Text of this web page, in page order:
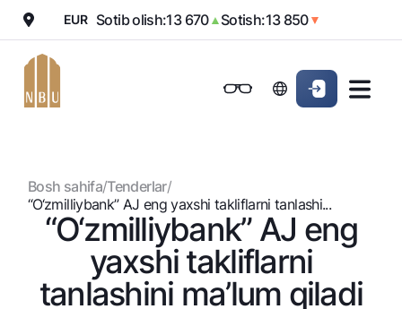
Shaxsiy kabinet
Jismoniy shaxslarga
Kreditlar
Avtokredit
Omonatlar
EUR Sotib olish:13 670▲Sotish:13 850▼
Ovozni yoqishShaxsiy kabinet
Bosh sahifa/Tenderlar/
“O‘zmilliybank” AJ eng yaxshi takliflarni tanlashi...
“O‘zmilliybank” AJ eng
yaxshi takliflarni
tanlashini ma’lum qiladi